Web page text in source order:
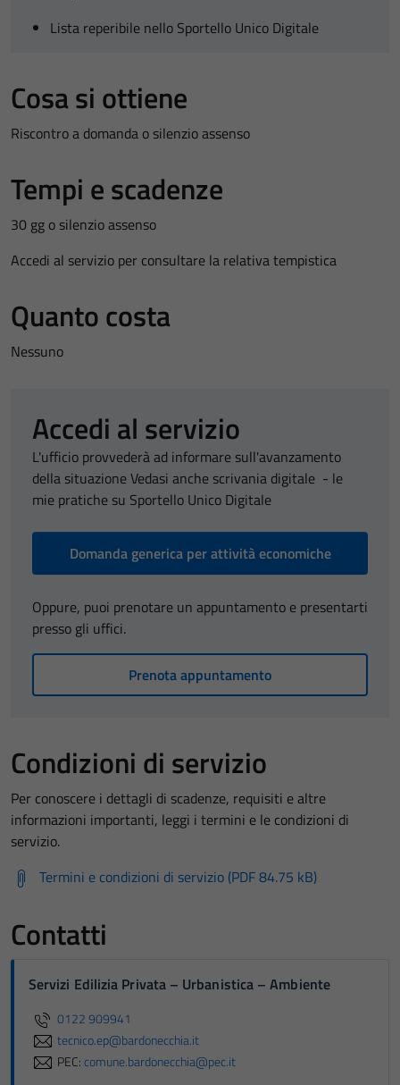
Lista reperibile nello Sportello Unico Digitale
Cosa si ottiene
Riscontro a domanda o silenzio assenso
Tempi e scadenze
30 gg o silenzio assenso
Accedi al servizio per consultare la relativa tempistica
Quanto costa
Nessuno
Accedi al servizio
L'ufficio provvederà ad informare sull'avanzamento
della situazione Vedasi anche scrivania digitale - le
mie pratiche su Sportello Unico Digitale
Domanda generica per attività economiche
Oppure, puoi prenotare un appuntamento e presentarti
presso gli uffici.
Prenota appuntamento
Condizioni di servizio
Per conoscere i dettagli di scadenze, requisiti e altre
informazioni importanti, leggi i termini e le condizioni di
servizio.
Termini e condizioni di servizio (PDF 84.75 kB)
Contatti
Servizi Edilizia Privata – Urbanistica – Ambiente
0122 909941
tecnico.ep@bardonecchia.it
PEC:comune.bardonecchia@pec.it